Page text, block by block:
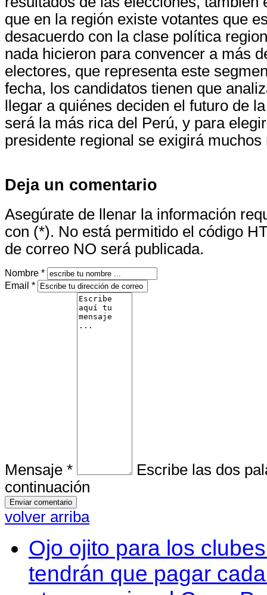
que en la región existe votantes que
desacuerdo con la clase política
nada hicieron para convencer a más
electores, que representa este
fecha, los candidatos tienen que
llegar a quiénes deciden el futuro de
será la más rica del Perú, y para
presidente regional se exigirá muchos
Deja un comentario
Asegúrate de llenar la información
con (*). No está permitido el código
de correo NO será publicada.
Nombre *
Email *
Mensaje *
Escribe las dos
continuación
volver arriba
Ojo ojito para los
tendrán que pagar